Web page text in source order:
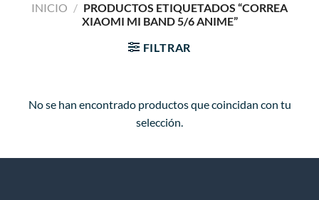
INICIO / PRODUCTOS ETIQUETADOS “CORREA
XIAOMI MI BAND 5/6 ANIME”
FILTRAR
No se han encontrado productos que coincidan con tu
selección.